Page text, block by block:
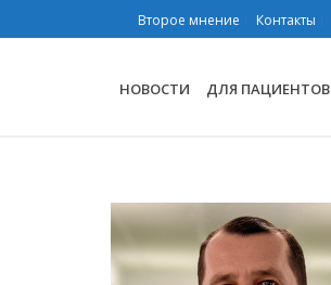
Второе мнение Контакты
НОВОСТИ ДЛЯ ПАЦИЕНТОВ